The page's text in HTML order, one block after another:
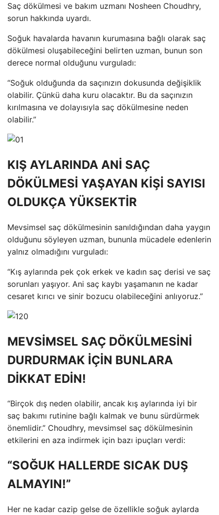
Saç dökülmesi ve bakım uzmanı Nosheen Choudhry,
sorun hakkında uyardı.
Soğuk havalarda havanın kurumasına bağlı olarak saç
dökülmesi oluşabileceğini belirten uzman, bunun son
derece normal olduğunu vurguladı:
“Soğuk olduğunda da saçınızın dokusunda değişiklik
olabilir. Çünkü daha kuru olacaktır. Bu da saçınızın
kırılmasına ve dolayısıyla saç dökülmesine neden
olabilir.”
KIŞ AYLARINDA ANİ SAÇ
DÖKÜLMESİ YAŞAYAN KİŞİ SAYISI
OLDUKÇA YÜKSEKTİR
Mevsimsel saç dökülmesinin sanıldığından daha yaygın
olduğunu söyleyen uzman, bununla mücadele edenlerin
yalnız olmadığını vurguladı:
“Kış aylarında pek çok erkek ve kadın saç derisi ve saç
sorunları yaşıyor. Ani saç kaybı yaşamanın ne kadar
cesaret kırıcı ve sinir bozucu olabileceğini anlıyoruz.”
MEVSİMSEL SAÇ DÖKÜLMESİNİ
DURDURMAK İÇİN BUNLARA
DİKKAT EDİN!
“Birçok dış neden olabilir, ancak kış aylarında iyi bir
saç bakımı rutinine bağlı kalmak ve bunu sürdürmek
önemlidir.” Choudhry, mevsimsel saç dökülmesinin
etkilerini en aza indirmek için bazı ipuçları verdi:
“SOĞUK HALLERDE SICAK DUŞ
ALMAYIN!”
Her ne kadar cazip gelse de özellikle soğuk aylarda